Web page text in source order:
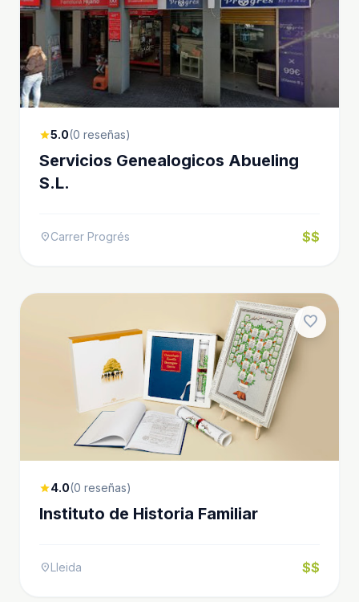
star5.0(0 reseñas)
Servicios Genealogicos Abueling
S.L.
location_onCarrer Progrés $$
favorite
star4.0(0 reseñas)
Instituto de Historia Familiar
location_onLleida $$